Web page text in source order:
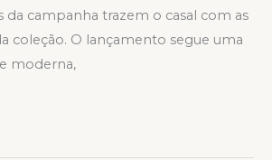
da campanha trazem o casal com as
coleção. O lançamento segue uma
moderna,